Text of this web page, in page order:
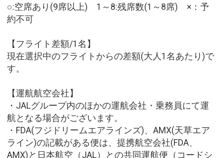
○:空席あり(9席以上) 1～8:残席数(1～8席) ×：予
約不可
【フライト差額/1名】
現在選択中のフライトからの差額(大人1名あたり)で
す。
【運航航空会社】
・JALグループ内のほかの運航会社・乗務員にて運
航となる場合がございます。
・FDA(フジドリームエアラインズ)、AMX(天草エア
ライン)の記載がある便は、提携航空会社(FDA、
AMX)と日本航空（JAL）との共同運航便（コードシ